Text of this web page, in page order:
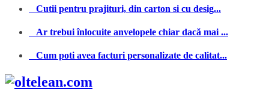
Cutii pentru prajituri, din carton si cu desig...
Ar trebui înlocuite anvelopele chiar dacă mai ...
Cum poti avea facturi personalizate de calitat...